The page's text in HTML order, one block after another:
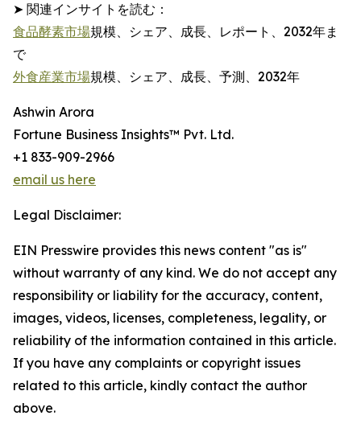
➤ 関連インサイトを読む：
食品酵素市場規模、シェア、成長、レポート、2032年ま
で
外食産業市場規模、シェア、成長、予測、2032年
Ashwin Arora
Fortune Business Insights™ Pvt. Ltd.
+1 833-909-2966
email us here
Legal Disclaimer:
EIN Presswire provides this news content "as is"
without warranty of any kind. We do not accept any
responsibility or liability for the accuracy, content,
images, videos, licenses, completeness, legality, or
reliability of the information contained in this article.
If you have any complaints or copyright issues
related to this article, kindly contact the author
above.